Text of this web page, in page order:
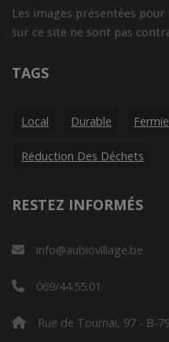
Les images présentées
sur ce site ne sont pas
TAGS
Local Durable
Réduction Des Déchets
RESTEZ INFORMÉS
info@aubiovillage.be
069/44.55.01
Rue de Tournai, 97 - B-